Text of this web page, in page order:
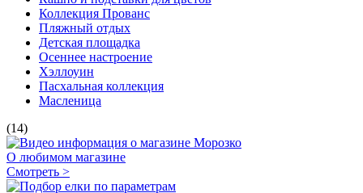
Коллекция Прованс
Пляжный отдых
Детская площадка
Осеннее настроение
Хэллоуин
Пасхальная коллекция
Масленица
(14)
О любимом магазине
Смотреть >